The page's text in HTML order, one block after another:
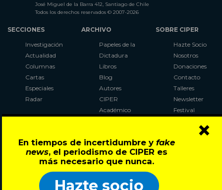
En tiempos de incertidumbre y fake
news, el periodismo de CIPER es
más necesario que nunca.
Hazte socio
×
José Miguel de la Barra 412, Santiago de Chile
Todos los derechos reservados © 2007-2026
SECCIONES
Investigación
Actualidad
Columnas
Cartas
Especiales
Radar
ARCHIVO
Papeles de la
Dictadura
Libros
Blog
Autores
CIPER
Académico
Al Plebiscito
con CIPER
SOBRE CIPER
Hazte Socio
Nosotros
Donaciones
Contacto
Talleres
Newsletter
Festival